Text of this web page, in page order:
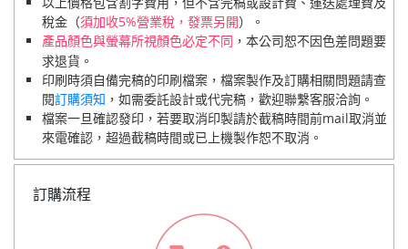
稅金（須加收5%營業稅，發票另開）。
產品顏色與螢幕所視顏色必定不同 ，本公司恕不因色差問題要
求退貨。
印刷時須自備完稿的印刷檔案，檔案製作及訂購相關問題請查
閱訂購須知 ，如需委託設計或代完稿，歡迎聯繫客服洽詢。
檔案一旦確認發印，若要取消印製請於截稿時間前mail取消並
來電確認，超過截稿時間或已上機製作恕不取消。
訂購流程